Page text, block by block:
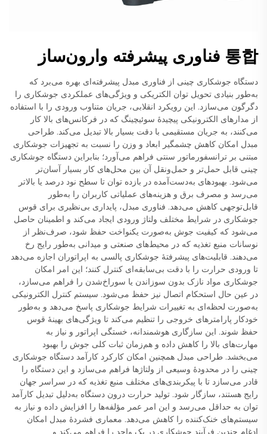
통합 فناوری پیشرفته وارون‌ساز
دستگاه جوشکاری چینی از فناوری مبدل پیشرفته‌ای بهره می‌برد که
به‌طور بنیادی تحویل توان الکتریکی و ویژگی‌های عملکردی جوشکاری را
دگرگون می‌سازد. این رویکرد انقلابی، جریان متناوب ورودی را با استفاده
از مدارهای الکترونیکی پیچیدهٔ سوئیچینگ که در فرکانس‌های بالا کار
می‌کنند، به جریان مستقیمی با دقت بسیار بالا تبدیل می‌کند. طراحی
مبدل امکان کاهش چشمگیر ابعاد و وزن را نسبت به تجهیزات جوشکاری
مبتنی بر ترانسفورماتور سنتی فراهم می‌آورد؛ بنابراین دستگاه جوشکاری
چینی قابل حمل‌تر و حمل‌ونقل آن بین محل‌های کار بسیار آسان‌تر
می‌شود. بهبودهای به‌دست‌آمده در بازده توان تا سطح نود درصد یا بالاتر
می‌رسد و مصرف برق و هزینه‌های عملیاتی کاربران را به‌طور
قابل‌توجهی کاهش می‌دهد. فناوری مبدل، پایداری بی‌نظیری برای قوس
جوشکاری در شرایط مختلف ولتاژ ورودی ایجاد می‌کند و اطمینان حاصل
می‌شود که کیفیت جوش به‌صورت یکنواخت حفظ شود، صرف‌نظر از
نوسانات منبع تغذیه که در محیط‌های صنعتی و میدانی به‌طور رایج رخ
می‌دهند. قابلیت‌های پیشرفتهٔ جوشکاری پالسی به اپراتوران اجازه می‌دهد
تا ورودی حرارت را با دقت بی‌سابقه‌ای کنترل کنند؛ این امر امکان
جوشکاری مواد نازک بدون سوزاندن یا سوراخ‌شدن را فراهم می‌سازد،
در عین حال استحکام اتصال نیز حفظ می‌شود. سیستم کنترل الکترونیکی
به‌صورت لحظه‌ای به تغییرات شرایط جوشکاری پاسخ می‌دهد و به‌طور
خودکار پارامترهای خروجی را تنظیم می‌کند تا ویژگی‌های بهینهٔ قوس
حفظ شوند. این سازگاری هوشمندانه، خستگی اپراتور و نیاز به
مهارت‌های بالا را کاهش داده و هم‌زمان ثبات کلی جوش را بهبود
می‌بخشد. طراحی مبدل همچنین امکان کارکرد کارآمد دستگاه جوشکاری
چینی را در محدودهٔ وسیعی از ولتاژها فراهم می‌سازد و این دستگاه را
قادر می‌سازد تا با پیکربندی‌های مختلف منبع تغذیه که در سراسر جهان
رایج هستند، سازگار شود. تولید حرارت درون دستگاه به‌دلیل تبدیل کارآمد
توان به حداقل می‌رسد و این امر عمر مؤلفه‌ها را افزایش داده و نیاز به
سیستم‌های خنک‌کننده را کاهش می‌دهد. معماری فشردهٔ مبدل امکان
ادغام چندین فرآیند جوشکاری در یک واحد را فراهم می‌کند و